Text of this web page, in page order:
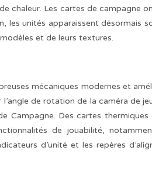
chaleur. Les cartes de campagne
les unités apparaissent désormais
et de leurs textures.
mécaniques modernes et
de rotation de la caméra de
Campagne. Des cartes
de jouabilité,
d’unité et les repères